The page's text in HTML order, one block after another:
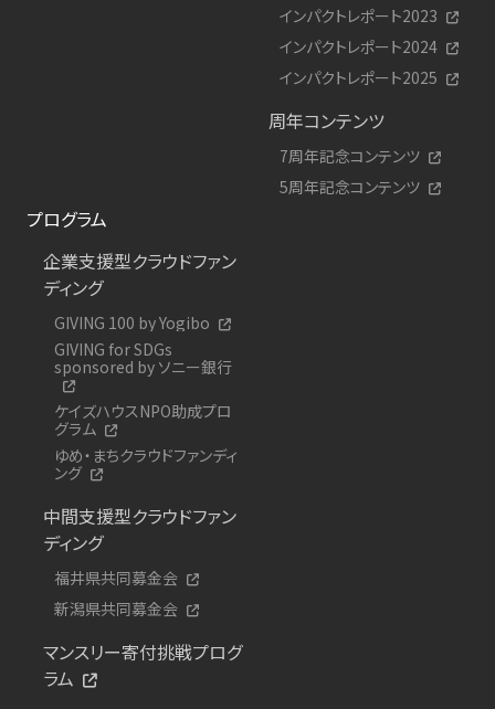
インパクトレポート2023
インパクトレポート2024
インパクトレポート2025
周年コンテンツ
7周年記念コンテンツ
5周年記念コンテンツ
プログラム
企業支援型クラウドファン
ディング
GIVING 100 by Yogibo
GIVING for SDGs
sponsored by ソニー銀行
ケイズハウスNPO助成プロ
グラム
ゆめ・まちクラウドファンディ
ング
中間支援型クラウドファン
ディング
福井県共同募金会
新潟県共同募金会
マンスリー寄付挑戦プログ
ラム